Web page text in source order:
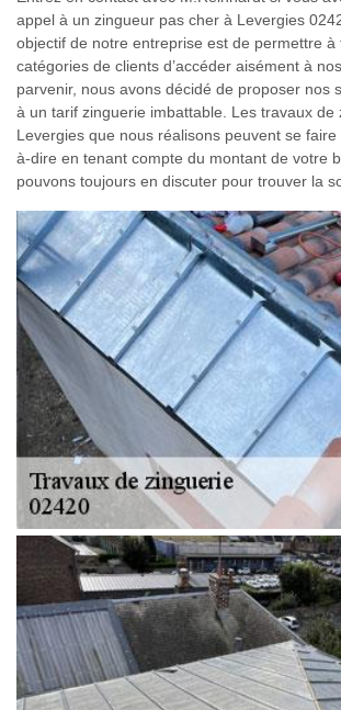
appel à un zingueur pas cher à Levergies
objectif de notre entreprise est de permettre à
catégories de clients d’accéder aisément à
parvenir, nous avons décidé de proposer nos
à un tarif zinguerie imbattable. Les travaux de
Levergies que nous réalisons peuvent se faire
à-dire en tenant compte du montant de votre
pouvons toujours en discuter pour trouver la